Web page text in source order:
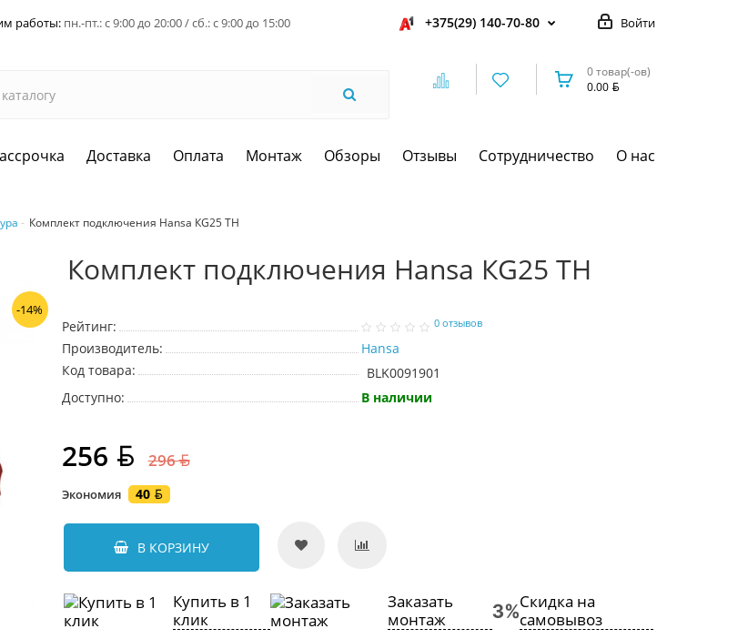
работы: пн.-пт.: с 9:00 до 20:00 / сб.: с 9:00 до 15:00 Войти
+375(29) 140-70-80
0 товар(-ов)
0.00
Доставка Оплата Монтаж Обзоры Отзывы Сотрудничество О нас
Комплект подключения Hansa КG25 TH
-14%
Комплект подключения Hansa КG25 TH
Рейтинг: 0 отзывов
Производитель:
Hansa
Код товара:
BLK0091901
Доступно:
В наличии
256 296
Экономия 40
В КОРЗИНУ
Купить в 1
клик
Заказать
монтаж
Скидка на
самовывоз